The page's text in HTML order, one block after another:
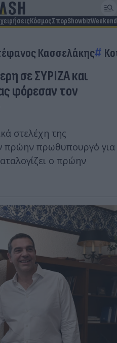
ΚόσμοςΣπορShowbizWeekend
Κασσελάκης
σε ΣΥΡΙΖΑ και
φόρεσαν τον
στελέχη της
πρώην πρωθυπουργό για
ο πρώην